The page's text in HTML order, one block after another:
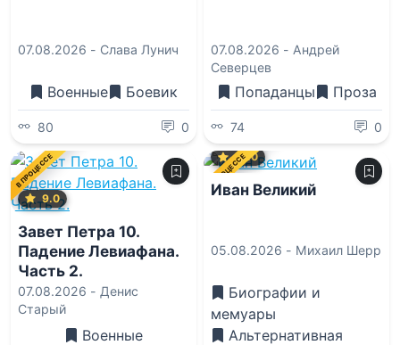
07.08.2026 - Слава Лунич
Военные Боевик
80 0
07.08.2026 - Андрей
Северцев
Попаданцы Проза
74 0
В ПРОЦЕССЕ
9.0
Завет Петра 10.
Падение Левиафана.
Часть 2.
07.08.2026 - Денис
Старый
Военные
В ПРОЦЕССЕ10.0
Иван Великий
05.08.2026 - Михаил Шерр
Биографии и
мемуары
Альтернативная